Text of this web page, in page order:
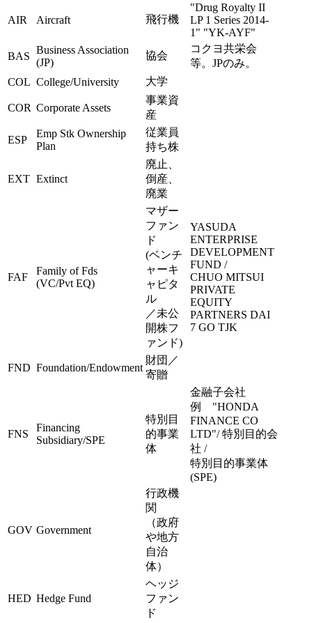
AIR Aircraft 飛行機
"Drug Royalty II
LP 1 Series 2014-
1" "YK-AYF"
BAS
Business Association
(JP)
協会
コクヨ共栄会
等。JPのみ。
COL College/University 大学
COR Corporate Assets
事業資
産
ESP
Emp Stk Ownership
Plan
従業員
持ち株
EXT Extinct
廃止、
倒産、
廃業
FAF
Family of Fds
(VC/Pvt EQ)
マザー
ファン
ド
(ベンチ
ャーキ
ャピタ
ル
／未公
開株フ
ァンド)
YASUDA
ENTERPRISE
DEVELOPMENT
FUND /
CHUO MITSUI
PRIVATE
EQUITY
PARTNERS DAI
7 GO TJK
FND Foundation/Endowment
財団／
寄贈
FNS
Financing
Subsidiary/SPE
特別目
的事業
体
金融子会社
例 "HONDA
FINANCE CO
LTD"/ 特別目的会
社 /
特別目的事業体
(SPE)
GOV Government
行政機
関
（政府
や地方
自治
体）
HED Hedge Fund
ヘッジ
ファン
ド